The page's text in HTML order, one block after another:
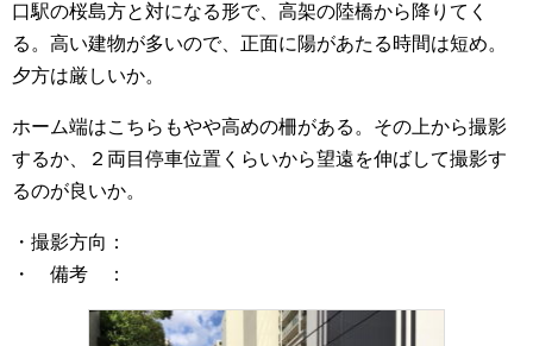
口駅の桜島方と対になる形で、高架の陸橋から降りてく
る。高い建物が多いので、正面に陽があたる時間は短め。
夕方は厳しいか。
ホーム端はこちらもやや高めの柵がある。その上から撮影
するか、２両目停車位置くらいから望遠を伸ばして撮影す
るのが良いか。
・撮影方向：
・ 備考 ：